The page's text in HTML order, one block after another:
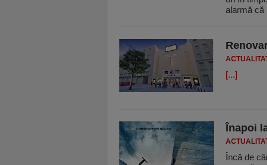
alarmă că
[...]
Înapoi
Încă de